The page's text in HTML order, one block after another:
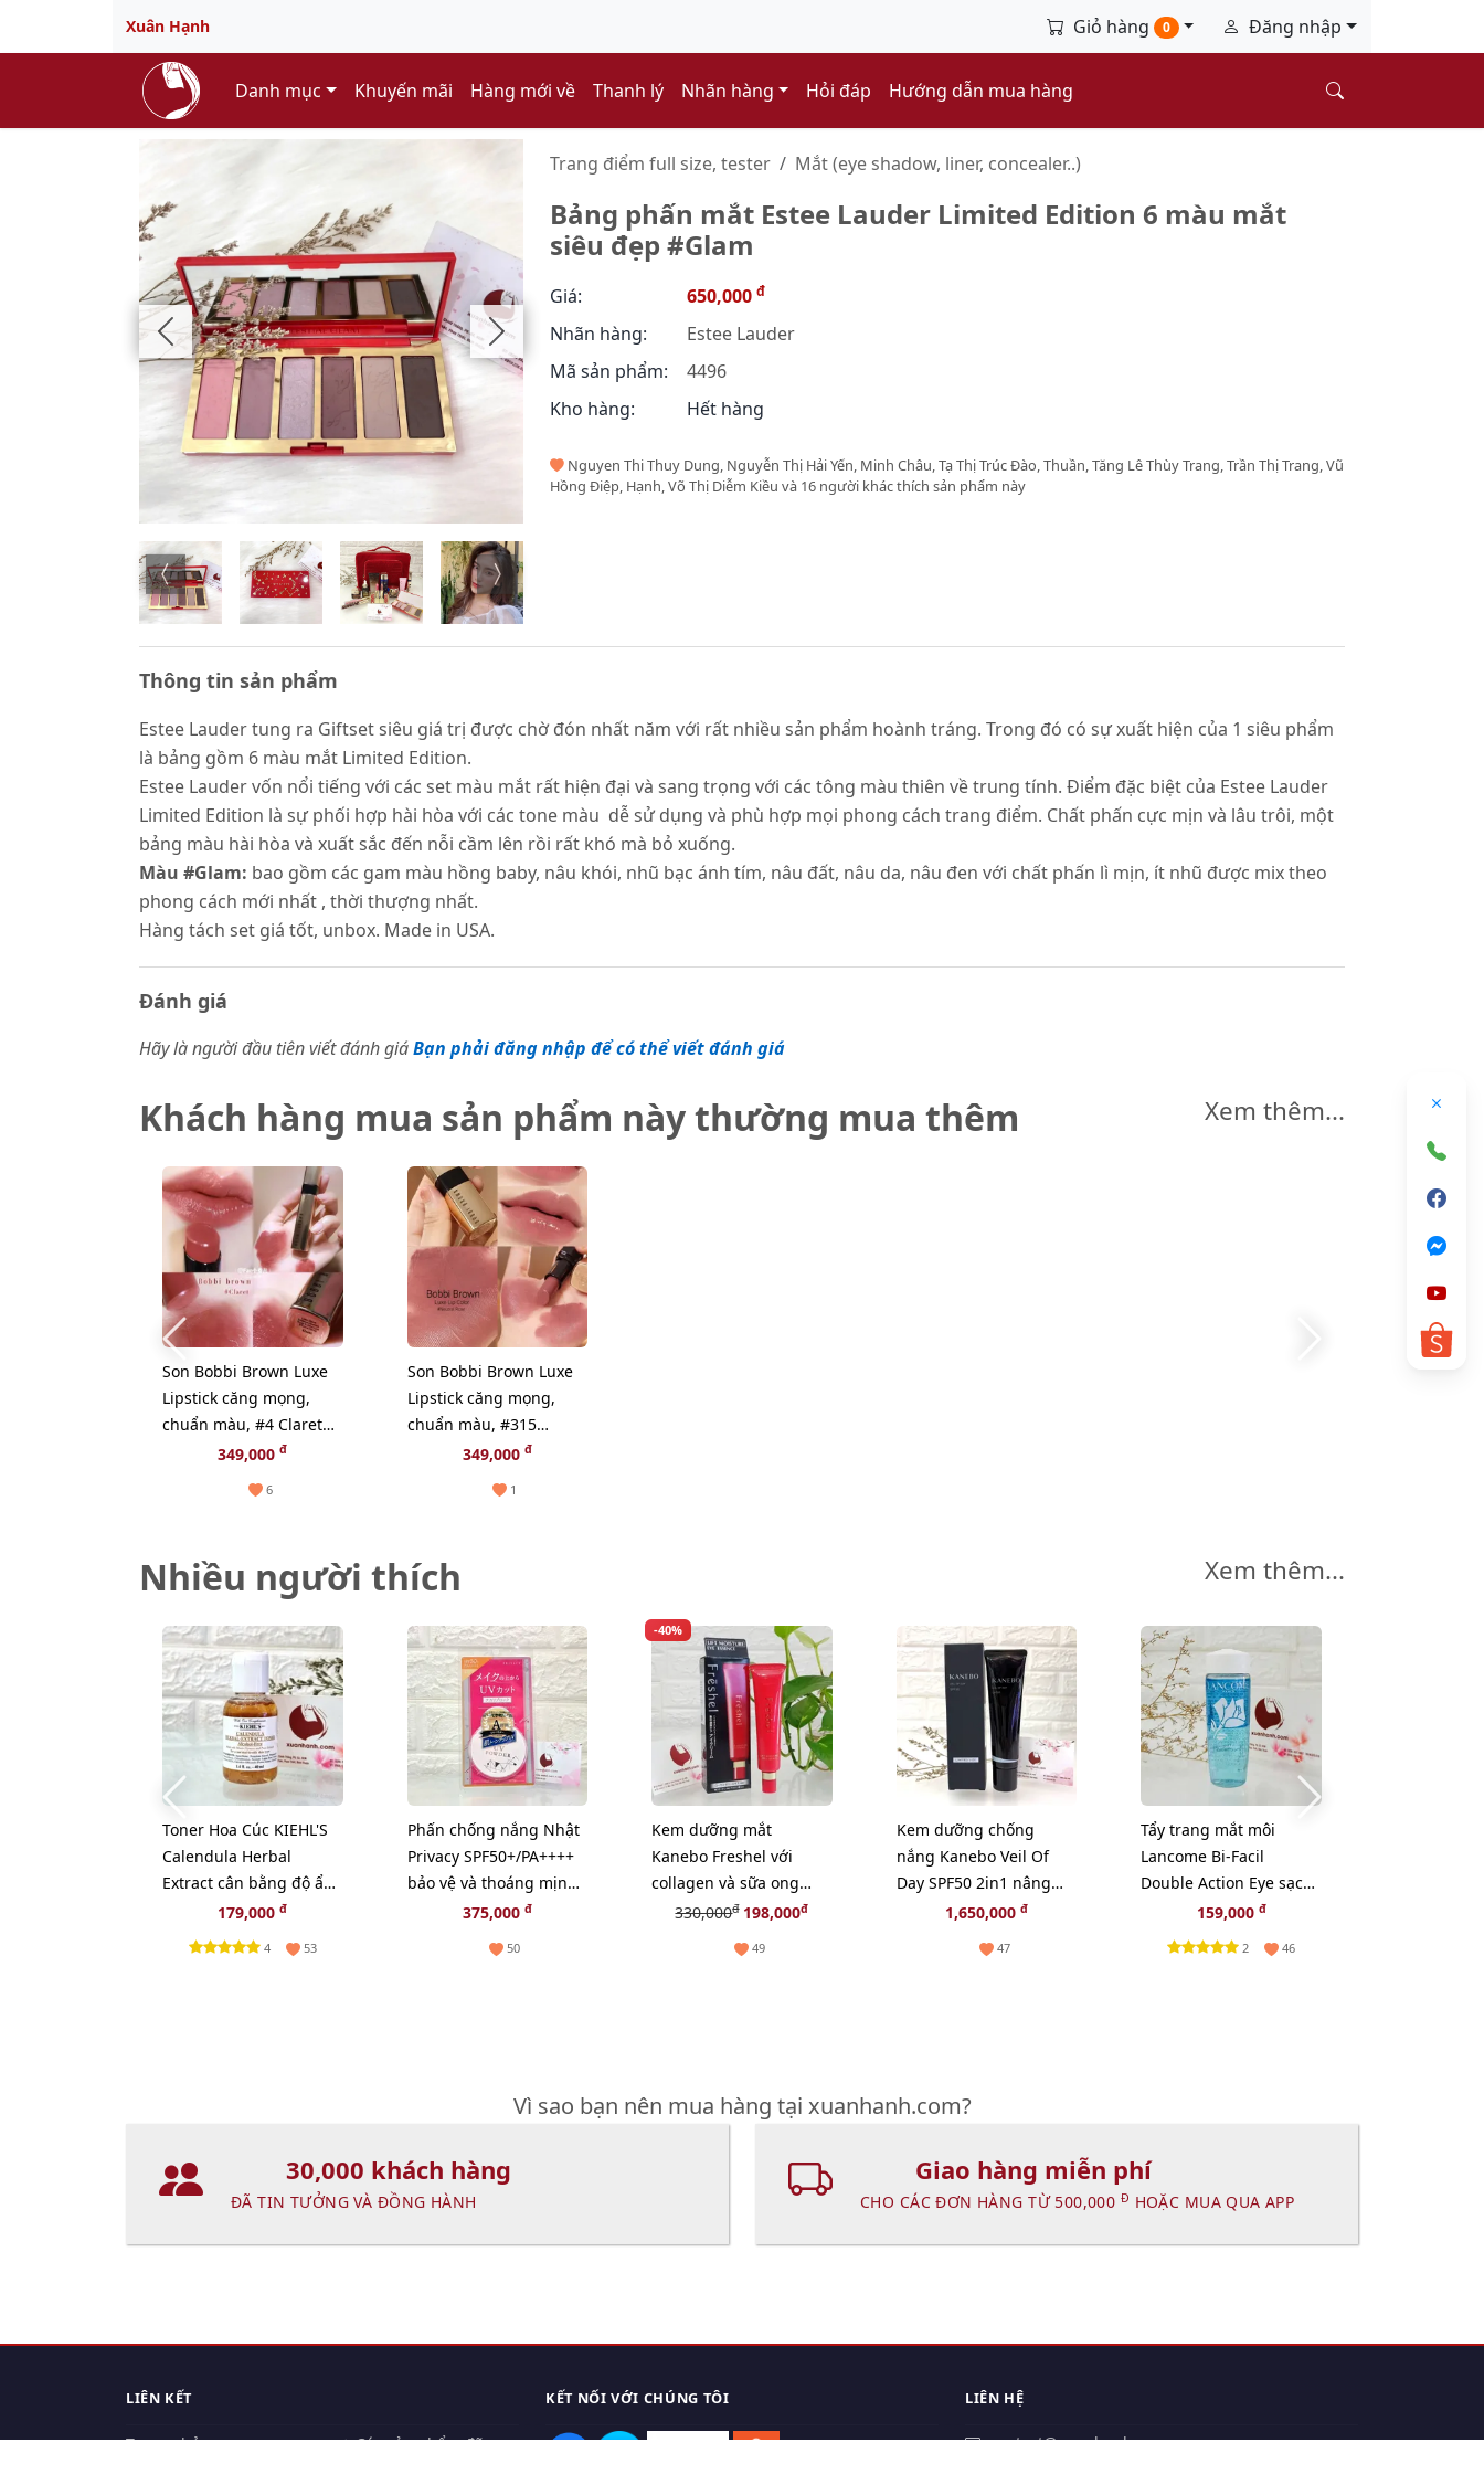
Xuân Hạnh Giỏ hàng 0 Đăng nhập
Danh mục Khuyến mãi Hàng mới về Thanh lý Nhãn hàng Hỏi đáp Hướng dẫn mua hàng
Trang điểm full size, tester Mắt (eye shadow, liner, concealer..)
Bảng phấn mắt Estee Lauder Limited Edition 6 màu mắt
siêu đẹp #Glam
Giá: 650,000 đ
Nhãn hàng:
Estee Lauder
Mã sản phẩm:
4496
Kho hàng:
Hết hàng
Nguyen Thi Thuy Dung, Nguyễn Thị Hải Yến, Minh Châu, Tạ Thị Trúc Đào, Thuần, Tăng Lê Thùy Trang, Trần Thị Trang, Vũ
Hồng Điệp, Hạnh, Võ Thị Diễm Kiều và 16 người khác thích sản phẩm này
Thông tin sản phẩm
Estee Lauder tung ra Giftset siêu giá trị được chờ đón nhất năm với rất nhiều sản phẩm hoành tráng. Trong đó có sự xuất hiện của 1 siêu phẩm
là bảng gồm 6 màu mắt Limited Edition.
Estee Lauder vốn nổi tiếng với các set màu mắt rất hiện đại và sang trọng với các tông màu thiên về trung tính. Điểm đặc biệt của Estee Lauder
Limited Edition là sự phối hợp hài hòa với các tone màu dễ sử dụng và phù hợp mọi phong cách trang điểm. Chất phấn cực mịn và lâu trôi, một
bảng màu hài hòa và xuất sắc đến nỗi cầm lên rồi rất khó mà bỏ xuống.
Màu #Glam: bao gồm các gam màu hồng baby, nâu khói, nhũ bạc ánh tím, nâu đất, nâu da, nâu đen với chất phấn lì mịn, ít nhũ được mix theo
phong cách mới nhất , thời thượng nhất.
Hàng tách set giá tốt, unbox. Made in USA.
Đánh giá
Hãy là người đầu tiên viết đánh giáBạn phải đăng nhập để có thể viết đánh giá
Khách hàng mua sản phẩm này thường mua thêm Xem thêm...
Son Bobbi Brown Luxe
Lipstick căng mọng,
chuẩn màu, #4 Claret
đỏ đất thời thượng
349,000đ
6
Son Bobbi Brown Luxe
Lipstick căng mọng,
chuẩn màu, #315
Neutral Rose hồng đất
349,000 đ
1
Nhiều người thích Xem thêm...
Toner Hoa Cúc KIEHL'S
Calendula Herbal
Extract cân bằng độ ẩm
và sạch sâu - 40ml
179,000đ
4 53
Phấn chống nắng Nhật
Privacy SPF50+/PA++++
bảo vệ và thoáng mịn
đẹp da (New)
375,000 đ
50
-40%
Kem dưỡng mắt
Kanebo Freshel với
collagen và sữa ong
chúa thiên nhiên - 25g
330,000đ198,000đ
49
Kem dưỡng chống
nắng Kanebo Veil Of
Day SPF50 2in1 nâng
tông trắng hồng 60ml
1,650,000đ
47
Tẩy trang mắt môi
Lancome Bi-Facil
Double Action Eye sạch
sâu và dịu nhẹ, 30ml
159,000 đ
2 46
Vì sao bạn nên mua hàng tại xuanhanh.com?
30,000 khách hàng
ĐÃ TIN TƯỞNG VÀ ĐỒNG HÀNH
Giao hàng miễn phí
CHO CÁC ĐƠN HÀNG TỪ 500,000 Đ HOẶC MUA QUA APP
LIÊN KẾT
Trang chủ
Các sản phẩm đã
KẾT NỐI VỚI CHÚNG TÔI LIÊN HỆ
contact@xuanhanh.vn